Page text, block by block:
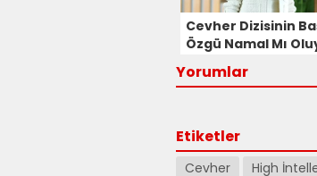
Cevher Dizisinin
Özgü Namal Mı
Yorumlar
Etiketler
Cevher High